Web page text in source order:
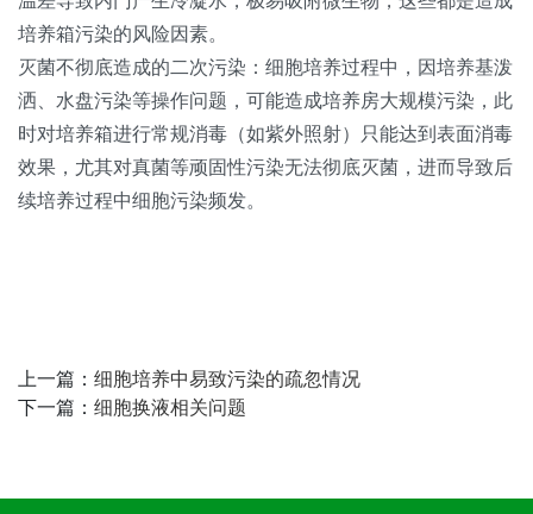
培养箱污染的风险因素。
灭菌不彻底造成的二次污染：细胞培养过程中，因培养基泼
洒、水盘污染等操作问题，可能造成培养房大规模污染，此
时对培养箱进行常规消毒（如紫外照射）只能达到表面消毒
效果，尤其对真菌等顽固性污染无法彻底灭菌，进而导致后
续培养过程中细胞污染频发。
上一篇： 细胞培养中易致污染的疏忽情况
下一篇： 细胞换液相关问题